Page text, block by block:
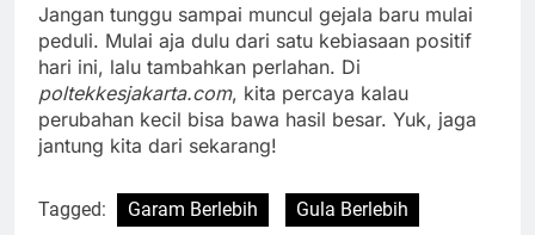
Jangan tunggu sampai muncul gejala baru mulai
peduli. Mulai aja dulu dari satu kebiasaan positif
hari ini, lalu tambahkan perlahan. Di
poltekkesjakarta.com, kita percaya kalau
perubahan kecil bisa bawa hasil besar. Yuk, jaga
jantung kita dari sekarang!
Tagged: Garam Berlebih
Gula Berlebih